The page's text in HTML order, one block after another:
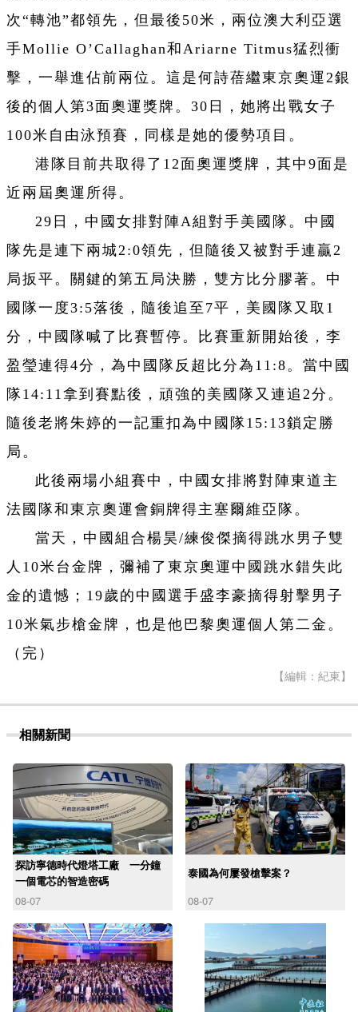
次“轉池”都領先，但最後50米，兩位澳大利亞選
手Mollie O’Callaghan和Ariarne Titmus猛烈衝
擊，一舉進佔前兩位。這是何詩蓓繼東京奧運2銀
後的個人第3面奧運獎牌。30日，她將出戰女子
100米自由泳預賽，同樣是她的優勢項目。
港隊目前共取得了12面奧運獎牌，其中9面是
近兩屆奧運所得。
29日，中國女排對陣A組對手美國隊。中國
隊先是連下兩城2:0領先，但隨後又被對手連贏2
局扳平。關鍵的第五局決勝，雙方比分膠著。中
國隊一度3:5落後，隨後追至7平，美國隊又取1
分，中國隊喊了比賽暫停。比賽重新開始後，李
盈瑩連得4分，為中國隊反超比分為11:8。當中國
隊14:11拿到賽點後，頑強的美國隊又連追2分。
隨後老將朱婷的一記重扣為中國隊15:13鎖定勝
局。
此後兩場小組賽中，中國女排將對陣東道主
法國隊和東京奧運會銅牌得主塞爾維亞隊。
當天，中國組合楊昊/練俊傑摘得跳水男子雙
人10米台金牌，彌補了東京奧運中國跳水錯失此
金的遺憾；19歲的中國選手盛李豪摘得射擊男子
10米氣步槍金牌，也是他巴黎奧運個人第二金。
（完）
【編輯：紀東】
相關新聞
探訪寧德時代燈塔工廠 一分鐘
一個電芯的智造密碼
08-07
泰國為何屢發槍擊案？
08-07